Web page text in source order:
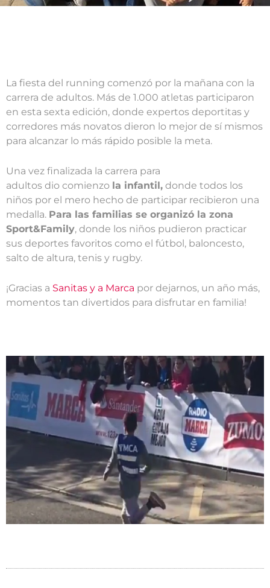
La fiesta del running comenzó por la mañana con la
carrera de adultos. Más de 1.000 atletas participaron
en esta sexta edición, donde expertos deportitas y
corredores más novatos dieron lo mejor de sí mismos
para alcanzar lo más rápido posible la meta.
Una vez finalizada la carrera para
adultos dio comienzo la infantil, donde todos los
niños por el mero hecho de participar recibieron una
medalla. Para las familias se organizó la zona
Sport&Family, donde los niños pudieron practicar
sus deportes favoritos como el fútbol, baloncesto,
salto de altura, tenis y rugby.
¡Gracias a Sanitas y a Marca por dejarnos, un año más,
momentos tan divertidos para disfrutar en familia!